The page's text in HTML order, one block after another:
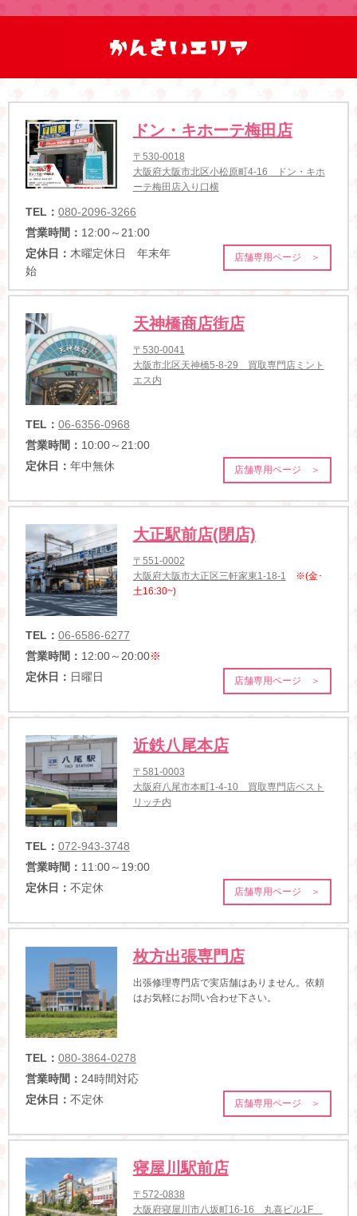
ドン・キホーテ梅田店
〒530-0018
大阪府大阪市北区小松原町4-16 ドン・キホ
ーテ梅田店入り口横
TEL： 080-2096-3266
営業時間： 12:00～21:00
定休日： 木曜定休日 年末年
始
店舗専用ページ ＞
天神橋商店街店
〒530-0041
大阪市北区天神橋5-8-29 買取専門店ミント
エス内
TEL： 06-6356-0968
営業時間： 10:00～21:00
定休日： 年中無休 店舗専用ページ ＞
大正駅前店(閉店)
〒551-0002
大阪府大阪市大正区三軒家東1-18-1
※(金･
土16:30~)
TEL： 06-6586-6277
営業時間： 12:00～20:00※
定休日： 日曜日 店舗専用ページ ＞
近鉄八尾本店
〒581-0003
大阪府八尾市本町1-4-10 買取専門店ベスト
リッチ内
TEL： 072-943-3748
営業時間： 11:00～19:00
定休日： 不定休 店舗専用ページ ＞
枚方出張専門店
出張修理専門店で実店舗はありません。依頼
はお気軽にお問い合わせ下さい。
TEL： 080-3864-0278
営業時間： 24時間対応
定休日： 不定休 店舗専用ページ ＞
寝屋川駅前店
〒572-0838
大阪府寝屋川市八坂町16-16 丸喜ビル1F